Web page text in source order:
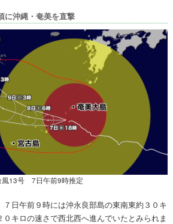
に沖縄・奄美を直撃
風13号 7日午前9時推定
日午前９時には沖永良部島の東南東約３０キ
キロの速さで西北西へ進んでいたとみられま